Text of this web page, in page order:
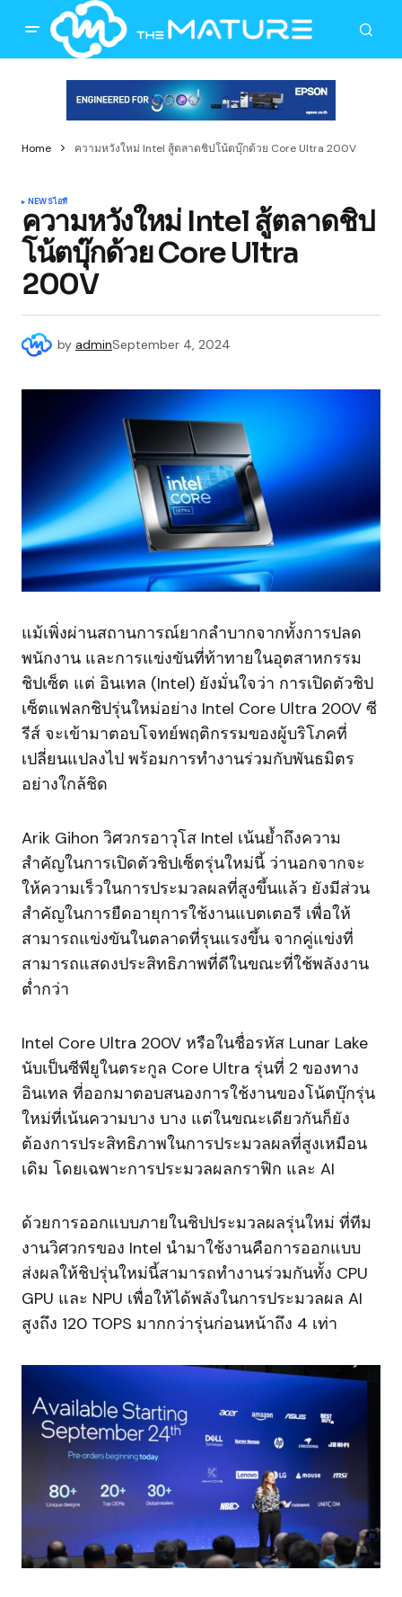
Home ความหวังใหม่ Intel สู้ตลาดชิปโน้ตบุ๊กด้วย Core Ultra 200V
NEWSไอที
ความหวังใหม่ Intel สู้ตลาดชิป
โน้ตบุ๊กด้วย Core Ultra
200V
by adminSeptember 4, 2024
แม้เพิ่งผ่านสถานการณ์ยากลำบากจากทั้งการปลด
พนักงาน และการแข่งขันที่ท้าทายในอุตสาหกรรม
ชิปเซ็ต แต่ อินเทล (Intel) ยังมั่นใจว่า การเปิดตัวชิป
เซ็ตแฟลกชิปรุ่นใหม่อย่าง Intel Core Ultra 200V ซี
รีส์ จะเข้ามาตอบโจทย์พฤติกรรมของผู้บริโภคที่
เปลี่ยนแปลงไป พร้อมการทำงานร่วมกับพันธมิตร
อย่างใกล้ชิด
Arik Gihon วิศวกรอาวุโส Intel เน้นย้ำถึงความ
สำคัญในการเปิดตัวชิปเซ็ตรุ่นใหม่นี้ ว่านอกจากจะ
ให้ความเร็วในการประมวลผลที่สูงขึ้นแล้ว ยังมีส่วน
สำคัญในการยืดอายุการใช้งานแบตเตอรี เพื่อให้
สามารถแข่งขันในตลาดที่รุนแรงขึ้น จากคู่แข่งที่
สามารถแสดงประสิทธิภาพที่ดีในขณะที่ใช้พลังงาน
ต่ำกว่า
Intel Core Ultra 200V หรือในชื่อรหัส Lunar Lake
นับเป็นซีพียูในตระกูล Core Ultra รุ่นที่ 2 ของทาง
อินเทล ที่ออกมาตอบสนองการใช้งานของโน้ตบุ๊กรุ่น
ใหม่ที่เน้นความบาง บาง แต่ในขณะเดียวกันก็ยัง
ต้องการประสิทธิภาพในการประมวลผลที่สูงเหมือน
เดิม โดยเฉพาะการประมวลผลกราฟิก และ AI
ด้วยการออกแบบภายในชิปประมวลผลรุ่นใหม่ ที่ทีม
งานวิศวกรของ Intel นำมาใช้งานคือการออกแบบ
ส่งผลให้ชิปรุ่นใหม่นี้สามารถทำงานร่วมกันทั้ง CPU
GPU และ NPU เพื่อให้ได้พลังในการประมวลผล AI
สูงถึง 120 TOPS มากกว่ารุ่นก่อนหน้าถึง 4 เท่า